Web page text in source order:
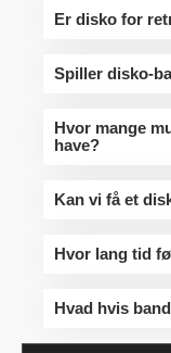
Er disko for
Spiller disko-
Hvor mange
have?
Kan vi få et
Hvor lang tid
Hvad hvis